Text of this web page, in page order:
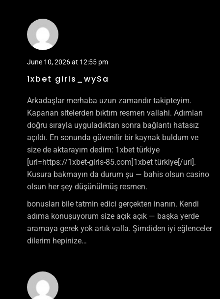
June 10, 2026 at 12:55 pm
1xbet giris_wySa
Arkadaşlar merhaba uzun zamandır takipteyim.
Kapanan sitelerden bıktım resmen vallahi. Adımları
doğru sırayla uyguladıktan sonra bağlantı hatasız
açıldı. En sonunda güvenilir bir kaynak buldum ve
size de aktarayım dedim: 1xbet türkiye
[url=https://1xbet-giris-85.com]1xbet türkiye[/url].
Kusura bakmayın da durum şu — bahis olsun casino
olsun her şey düşünülmüş resmen.
bonusları bile tatmin edici gerçekten inanın. Kendi
adıma konuşuyorum size açık açık — başka yerde
aramaya gerek yok artık valla. Şimdiden iyi eğlenceler
dilerim hepinize…